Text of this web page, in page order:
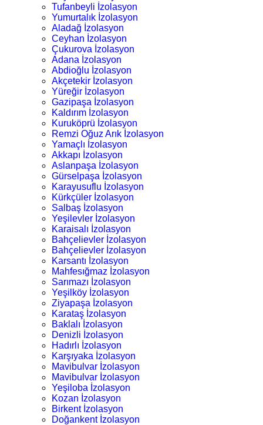
Tufanbeyli İzolasyon
Yumurtalık İzolasyon
Aladağ İzolasyon
Ceyhan İzolasyon
Çukurova İzolasyon
Adana İzolasyon
Abdioğlu İzolasyon
Akçetekir İzolasyon
Yüreğir İzolasyon
Gazipaşa İzolasyon
Kaldırım İzolasyon
Kuruköprü İzolasyon
Remzi Oğuz Arık İzolasyon
Yamaçlı İzolasyon
Akkapı İzolasyon
Aslanpaşa İzolasyon
Gürselpaşa İzolasyon
Karayusuflu İzolasyon
Kürkçüler İzolasyon
Salbaş İzolasyon
Yeşilevler İzolasyon
Karaisalı İzolasyon
Bahçelievler İzolasyon
Bahçelievler İzolasyon
Karsantı İzolasyon
Mahfesığmaz İzolasyon
Sarımazı İzolasyon
Yeşilköy İzolasyon
Ziyapaşa İzolasyon
Karataş İzolasyon
Baklalı İzolasyon
Denizli İzolasyon
Hadırlı İzolasyon
Karşıyaka İzolasyon
Mavibulvar İzolasyon
Mavibulvar İzolasyon
Yeşiloba İzolasyon
Kozan İzolasyon
Birkent İzolasyon
Doğankent İzolasyon